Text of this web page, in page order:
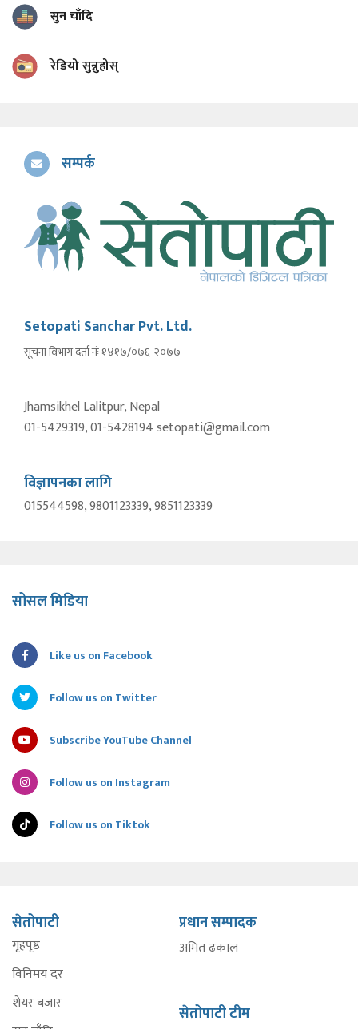
सुन चाँदि
रेडियो सुन्नुहोस्
सम्पर्क
Setopati Sanchar Pvt. Ltd.
सूचना विभाग दर्ता नंः १४१७/०७६-२०७७
Jhamsikhel Lalitpur, Nepal
01-5429319, 01-5428194 setopati@gmail.com
विज्ञापनका लागि
015544598, 9801123339, 9851123339
सोसल मिडिया
Like us on Facebook
Follow us on Twitter
Subscribe YouTube Channel
Follow us on Instagram
Follow us on Tiktok
सेतोपाटी
गृहपृष्ठ
विनिमय दर
शेयर बजार
प्रधान सम्पादक
अमित ढकाल
सेतोपाटी टीम